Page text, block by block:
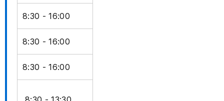
8:30 - 16:00
8:30 - 16:00
8:30 - 16:00